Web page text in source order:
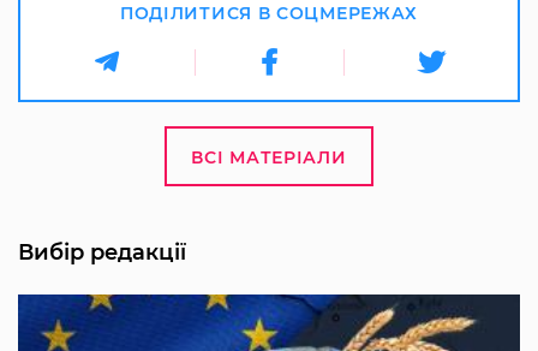
ПОДІЛИТИСЯ В СОЦМЕРЕЖАХ
ВСІ МАТЕРІАЛИ
Вибір редакції